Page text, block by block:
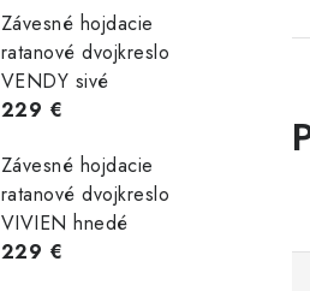
Závesné hojdacie
ratanové dvojkreslo
VENDY sivé
229 €
Závesné hojdacie
ratanové dvojkreslo
VIVIEN hnedé
229 €